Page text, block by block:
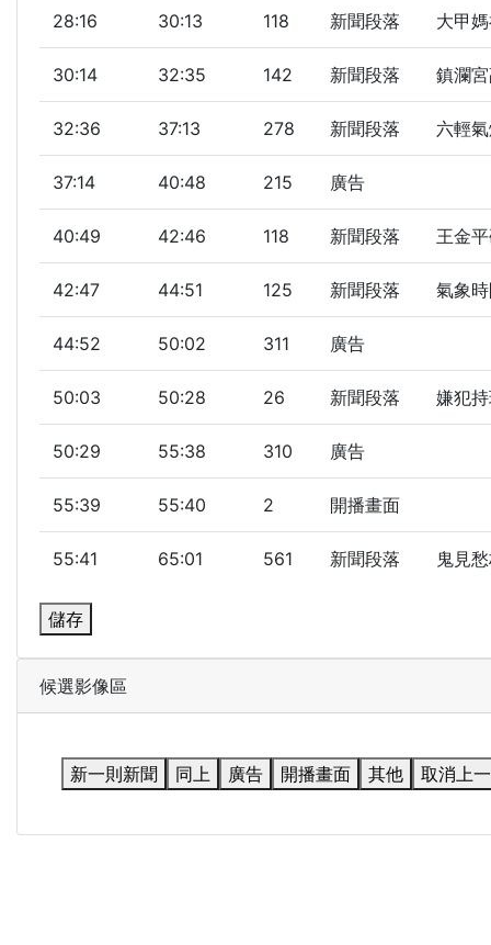
28:16 30:13 118 新聞段落 大甲
30:14 32:35 142 新聞段落 鎮瀾
32:36 37:13 278 新聞段落 六輕
37:14 40:48 215 廣告
40:49 42:46 118 新聞段落 王金
42:47 44:51 125 新聞段落 氣象
44:52 50:02 311 廣告
50:03 50:28 26 新聞段落 嫌犯
50:29 55:38 310 廣告
55:39 55:40 2 開播畫面
55:41 65:01 561 新聞段落 鬼見
儲存
候選影像區
新一則新聞 同上 廣告 開播畫面 其他 取消上